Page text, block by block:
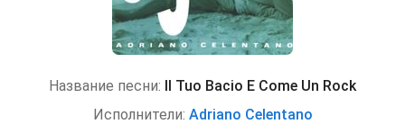
Название песни: Il Tuo Bacio E Come Un Rock
Исполнители: Adriano Celentano